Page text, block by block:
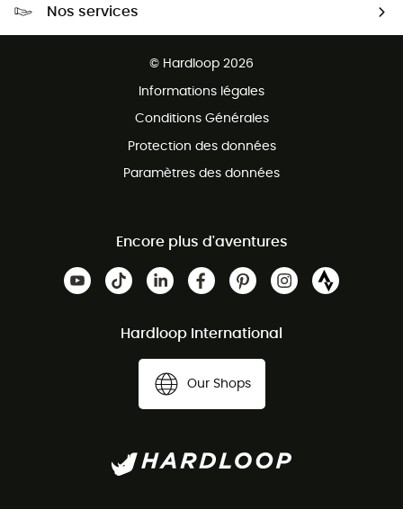
Nos services
© Hardloop 2026
Informations légales
Conditions Générales
Protection des données
Paramètres des données
Encore plus d'aventures
Hardloop International
Our Shops